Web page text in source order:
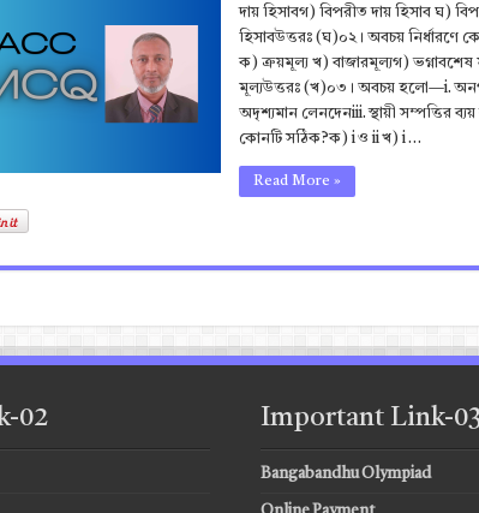
দায় হিসাবগ) বিপরীত দায় হিসাব ঘ)
হিসাবউত্তরঃ (ঘ)০২। অবচয় নির্ধারণে
ক) ক্রয়মূল্য খ) বাজারমূল্যগ) ভগ্নাবশেষ
মূল্যউত্তরঃ (খ)০৩। অবচয় হলো—i.
অদৃশ্যমান লেনদেনiii. স্থায়ী সম্পত্তির ব্যয়
কোনটি সঠিক?ক) i ও ii খ) i …
Read More »
02 Important Link-
Bangabandhu Olympiad